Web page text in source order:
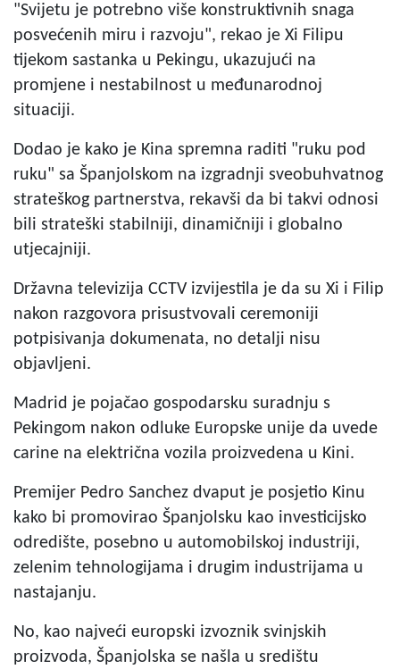
"Svijetu je potrebno više konstruktivnih snaga
posvećenih miru i razvoju", rekao je Xi Filipu
tijekom sastanka u Pekingu, ukazujući na
promjene i nestabilnost u međunarodnoj
situaciji.
Dodao je kako je Kina spremna raditi "ruku pod
ruku" sa Španjolskom na izgradnji sveobuhvatnog
strateškog partnerstva, rekavši da bi takvi odnosi
bili strateški stabilniji, dinamičniji i globalno
utjecajniji.
Državna televizija CCTV izvijestila je da su Xi i Filip
nakon razgovora prisustvovali ceremoniji
potpisivanja dokumenata, no detalji nisu
objavljeni.
Madrid je pojačao gospodarsku suradnju s
Pekingom nakon odluke Europske unije da uvede
carine na električna vozila proizvedena u Kini.
Premijer Pedro Sanchez dvaput je posjetio Kinu
kako bi promovirao Španjolsku kao investicijsko
odredište, posebno u automobilskoj industriji,
zelenim tehnologijama i drugim industrijama u
nastajanju.
No, kao najveći europski izvoznik svinjskih
proizvoda, Španjolska se našla u središtu